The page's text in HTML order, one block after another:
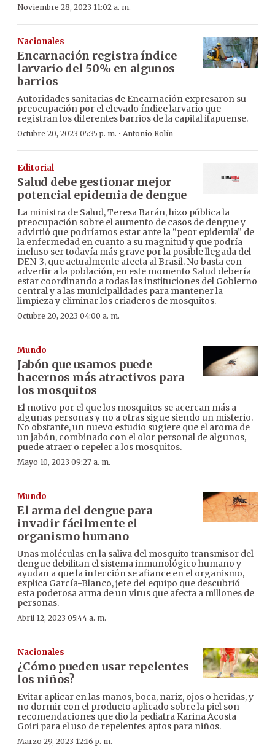
Noviembre 28, 2023 11:02 a. m.
Nacionales
Encarnación registra índice
larvario del 50% en algunos
barrios
Autoridades sanitarias de Encarnación expresaron su
preocupación por el elevado índice larvario que
registran los diferentes barrios de la capital itapuense.
Octubre 20, 2023 05:35 p. m. · Antonio Rolín
Editorial
Salud debe gestionar mejor
potencial epidemia de dengue
La ministra de Salud, Teresa Barán, hizo pública la
preocupación sobre el aumento de casos de dengue y
advirtió que podríamos estar ante la “peor epidemia” de
la enfermedad en cuanto a su magnitud y que podría
incluso ser todavía más grave por la posible llegada del
DEN-3, que actualmente afecta al Brasil. No basta con
advertir a la población, en este momento Salud debería
estar coordinando a todas las instituciones del Gobierno
central y a las municipalidades para mantener la
limpieza y eliminar los criaderos de mosquitos.
Octubre 20, 2023 04:00 a. m.
Mundo
Jabón que usamos puede
hacernos más atractivos para
los mosquitos
El motivo por el que los mosquitos se acercan más a
algunas personas y no a otras sigue siendo un misterio.
No obstante, un nuevo estudio sugiere que el aroma de
un jabón, combinado con el olor personal de algunos,
puede atraer o repeler a los mosquitos.
Mayo 10, 2023 09:27 a. m.
Mundo
El arma del dengue para
invadir fácilmente el
organismo humano
Unas moléculas en la saliva del mosquito transmisor del
dengue debilitan el sistema inmunológico humano y
ayudan a que la infección se afiance en el organismo,
explica García-Blanco, jefe del equipo que descubrió
esta poderosa arma de un virus que afecta a millones de
personas.
Abril 12, 2023 05:44 a. m.
Nacionales
¿Cómo pueden usar repelentes
los niños?
Evitar aplicar en las manos, boca, nariz, ojos o heridas, y
no dormir con el producto aplicado sobre la piel son
recomendaciones que dio la pediatra Karina Acosta
Goiri para el uso de repelentes aptos para niños.
Marzo 29, 2023 12:16 p. m.